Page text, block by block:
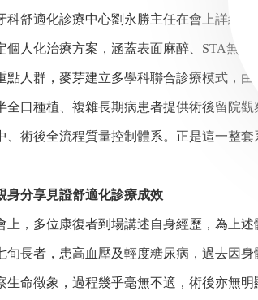
適化診療中心劉永勝主任在會上詳細介
個人化治療方案，涵蓋表面麻醉、STA無
群，麥芽建立多學科聯合診療模式，由
全口種植、複雜長期病患者提供術後留院
、術後全流程質量控制體系。正是這一整
分享見證舒適化診療成效
多位康復者到場講述自身經歷，為上述
者，患高血壓及輕度糖尿病，過去因身
生命徵象，過程幾乎毫無不適，術後亦無